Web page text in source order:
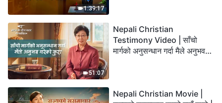
1:39:17
51:07
Nepali Christian
Testimony Video | साँचो
मार्गको अनुसन्धान गर्दा मैले अनुभव
Nepali Christian Movie |